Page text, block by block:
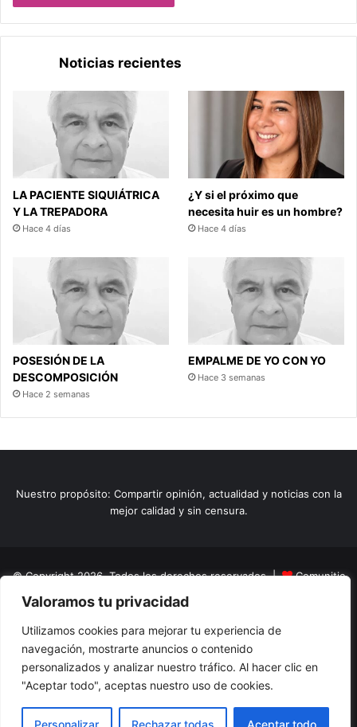
Valoramos tu privacidad
Utilizamos cookies para mejorar tu experiencia de
navegación, mostrarte anuncios o contenido
personalizados y analizar nuestro tráfico. Al hacer clic en
"Aceptar todo", aceptas nuestro uso de cookies.
Personalizar Rechazar todas Aceptar todo
Noticias recientes
LA PACIENTE SIQUIÁTRICA
Y LA TREPADORA
Hace 4 días
¿Y si el próximo que
necesita huir es un hombre?
Hace 4 días
POSESIÓN DE LA
DESCOMPOSICIÓN
Hace 2 semanas
EMPALME DE YO CON YO
Hace 3 semanas
Nuestro propósito: Compartir opinión, actualidad y noticias con la
mejor calidad y sin censura.
© Copyright 2026, Todos los derechos reservados |
Comunitic
SAS BICNit 901228106
Home
Actualidad Variedades Opinion Turismo
El Tinteadero
Caricaturas Reportajes
FacebookYouTubeInstagram